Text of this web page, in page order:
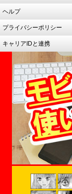
ヘルプ
プライバシーポリシー
キャリアIDと連携